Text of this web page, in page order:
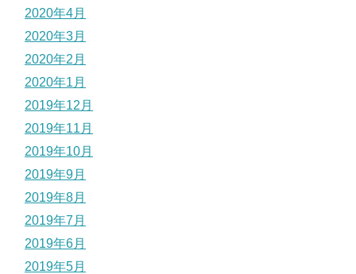
2020年4月
2020年3月
2020年2月
2020年1月
2019年12月
2019年11月
2019年10月
2019年9月
2019年8月
2019年7月
2019年6月
2019年5月